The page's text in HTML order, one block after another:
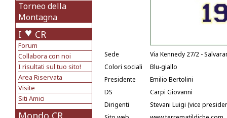
Torneo della
Montagna
I CR
Forum
Collabora con noi
I risultati sul tuo sito!
Area Riservata
Visite
Siti Amici
Mondo CR
Sede
Via Kennedy 27/2 -
Colori sociali
Blu-giallo
Presidente
Emilio Bertolini
DS
Carpi Giovanni
Dirigenti
Stevani Luigi (vice